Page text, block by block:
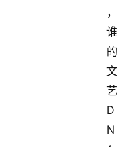
，
谁
的
文
艺
D
N